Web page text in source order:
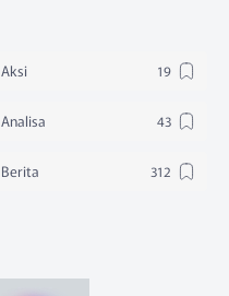
Aksi
Analisa
Berita